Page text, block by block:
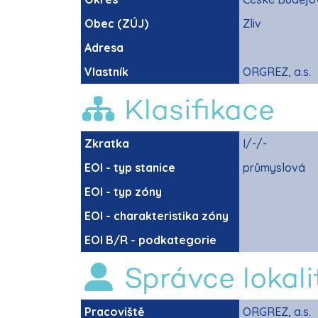
Obec (ZÚJ)
Zliv
Adresa
Vlastník
ORGREZ, a.s.
Klasifikace
Zkratka
I/-/-
EOI - typ stanice
průmyslová
EOI - typ zóny
EOI - charakteristika zóny
EOI B/R - podkategorie
Správce
Pracoviště ORGREZ, a.s.